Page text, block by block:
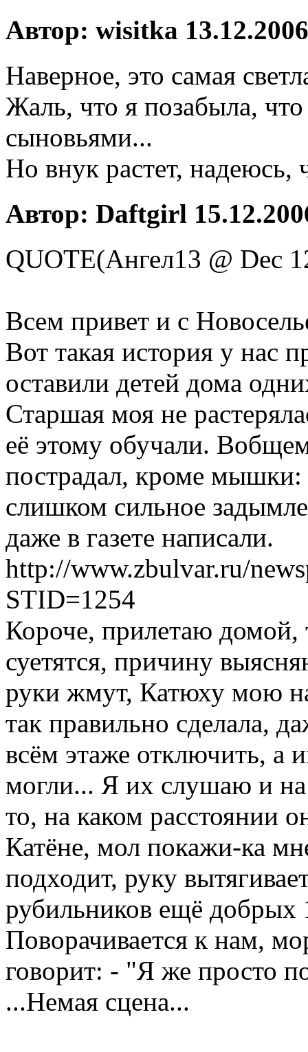
Автор: wisitka
Наверное, это самая
Жаль, что я позабыла,
сыновьями...
Но внук растет,
Автор: Daftgirl
QUOTE(Ангел13 @ Dec
Всем привет и с
Вот такая история у нас
оставили детей дома
Старшая моя не
её этому обучали.
пострадал, кроме мышки:
слишком сильное
даже в газете написали.
http://www.zbulvar.ru/
STID=1254
Короче, прилетаю
суетятся, причину
руки жмут, Катюху мою
так правильно сделала,
всём этаже отключить, а
могли... Я их слушаю и
то, на каком расстоянии
Катёне, мол покажи-ка
подходит, руку
рубильников ещё добрых
Поворачивается к нам,
говорит: - "Я же просто
...Немая сцена...